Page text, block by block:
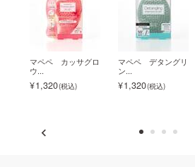
マペペ カッサグロ
ウ...
1,320
マペペ デタングリ
ン...
1,320